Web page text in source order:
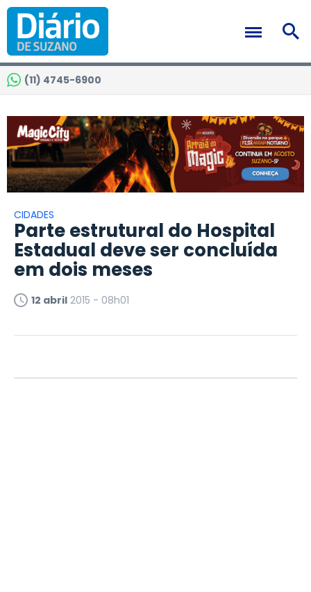
(11) 4745-6900
CIDADES
Parte estrutural do Hospital
Estadual deve ser concluída
em dois meses
12 abril 2015 - 08h01